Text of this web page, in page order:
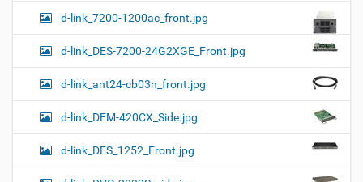
d-link_7200-1200ac_front.jpg
d-link_DES-7200-24G2XGE_Front.jpg
d-link_ant24-cb03n_front.jpg
d-link_DEM-420CX_Side.jpg
d-link_DES_1252_Front.jpg